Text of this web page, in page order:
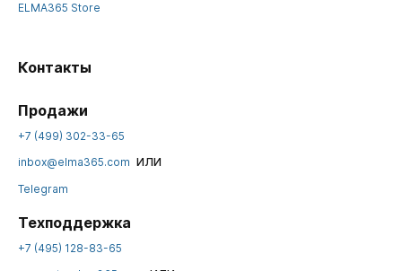
ELMA365 Store
Контакты
Продажи
+7 (499) 302-33-65
inbox@elma365.com или
Telegram
Техподдержка
+7 (495) 128-83-65